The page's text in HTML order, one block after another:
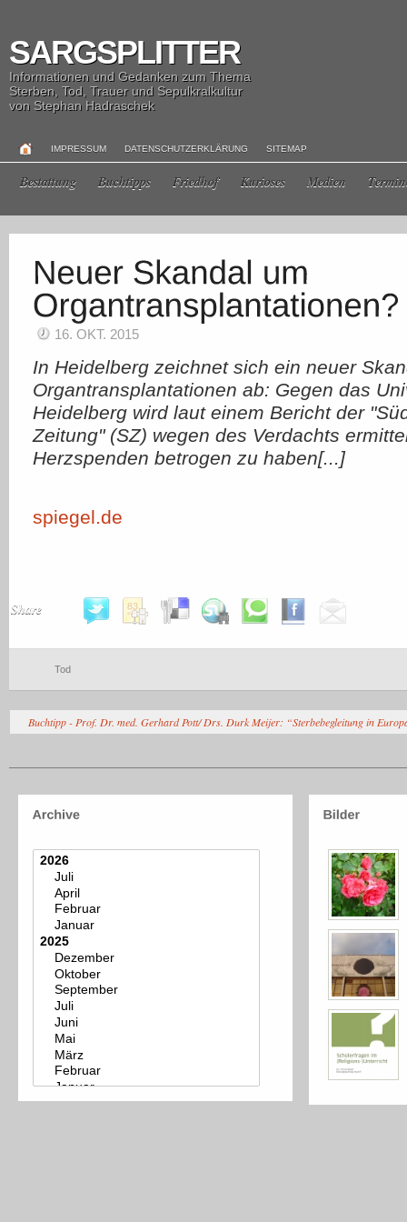
SARGSPLITTER
Informationen und Gedanken zum Thema
Sterben, Tod, Trauer und Sepulkralkultur
von Stephan Hadraschek
IMPRESSUM DATENSCHUTZERKLÄRUNG SITEMAP
Bestattung Buchtipps Friedhof Kurioses Medien
16. OKT. 2015
In Heidelberg zeichnet sich ein neuer
Organtransplantationen ab: Gegen das
Heidelberg wird laut einem Bericht der
Zeitung" (SZ) wegen des Verdachts
Herzspenden betrogen zu haben[...]
spiegel.de
Share
Tod
Buchtipp - Prof. Dr. med. Gerhard Pott/ Drs. Durk Meijer: “Sterbebegleitung in